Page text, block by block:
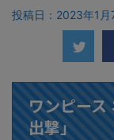
投稿日：2023年1月
ワンピー
出撃」